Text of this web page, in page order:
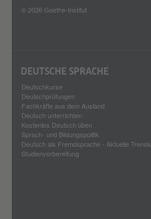
© 2026 Goethe-Institut
DEUTSCHE SPRACHE
Deutschkurse
Deutschprüfungen
Fachkräfte aus dem Ausland
Deutsch unterrichten
Kostenlos Deutsch üben
Sprach- und Bildungspolitik
Deutsch als Fremdsprache - Aktuelle Trends
Studienvorbereitung